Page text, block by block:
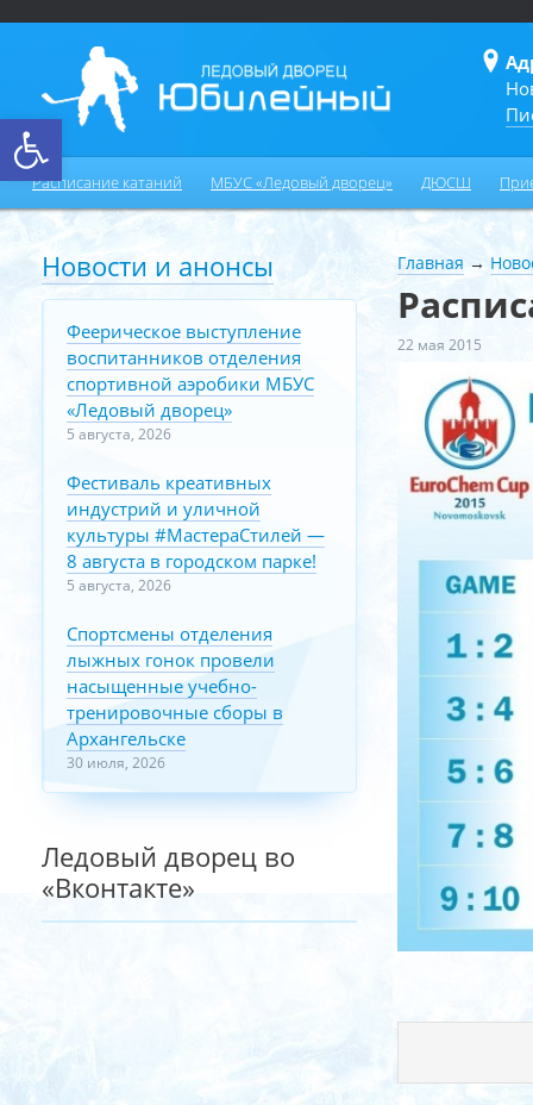
Открыть панель инструментов
Расписание катаний МБУС «Ледовый дворец» ДЮСШ
Главная →
22 мая 2015
Новости и анонсы
Феерическое выступление
воспитанников отделения
спортивной аэробики МБУС
«Ледовый дворец»
5 августа, 2026
Фестиваль креативных
индустрий и уличной
культуры #МастераСтилей —
8 августа в городском парке!
5 августа, 2026
Спортсмены отделения
лыжных гонок провели
насыщенные учебно-
тренировочные сборы в
Архангельске
30 июля, 2026
Ледовый дворец во
«Вконтакте»